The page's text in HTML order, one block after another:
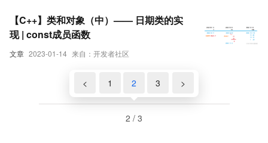
文章 2023-01-14 来自：开发者社区
【C++】类和对象（中）—— 日期类的实
现 | const成员函数
< 1 2 3 >
2 / 3